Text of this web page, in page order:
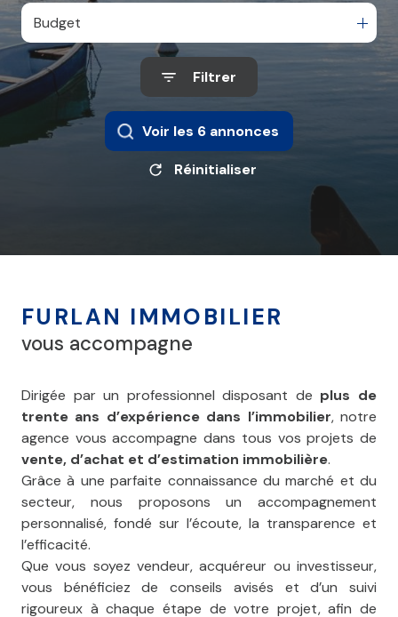
Budget
Filtrer
Voir les 6 annonces
Réinitialiser
FURLAN IMMOBILIER
vous accompagne
Dirigée par un professionnel disposant de plus de
trente ans d’expérience dans l’immobilier, notre
agence vous accompagne dans tous vos projets de
vente, d’achat et d’estimation immobilière.
Grâce à une parfaite connaissance du marché et du
secteur, nous proposons un accompagnement
personnalisé, fondé sur l’écoute, la transparence et
l’efficacité.
Que vous soyez vendeur, acquéreur ou investisseur,
vous bénéficiez de conseils avisés et d’un suivi
rigoureux à chaque étape de votre projet, afin de